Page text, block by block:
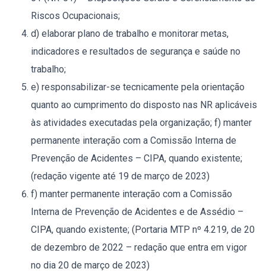
Riscos Ocupacionais;
d) elaborar plano de trabalho e monitorar metas,
indicadores e resultados de segurança e saúde no
trabalho;
e) responsabilizar-se tecnicamente pela orientação
quanto ao cumprimento do disposto nas NR aplicáveis
às atividades executadas pela organização; f) manter
permanente interação com a Comissão Interna de
Prevenção de Acidentes – CIPA, quando existente;
(redação vigente até 19 de março de 2023)
f) manter permanente interação com a Comissão
Interna de Prevenção de Acidentes e de Assédio –
CIPA, quando existente; (Portaria MTP nº 4.219, de 20
de dezembro de 2022 – redação que entra em vigor
no dia 20 de março de 2023)